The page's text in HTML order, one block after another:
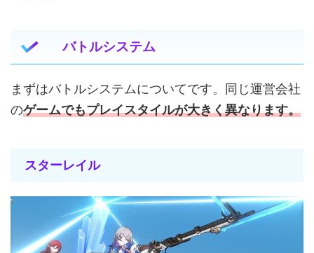
バトルシステム
まずはバトルシステムについてです。同じ運営会社
のゲームでもプレイスタイルが大きく異なります。
スターレイル